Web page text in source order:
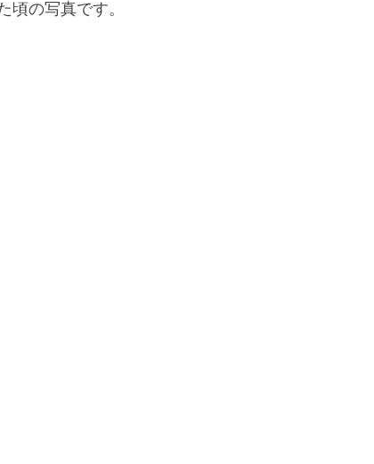
頃の写真です。